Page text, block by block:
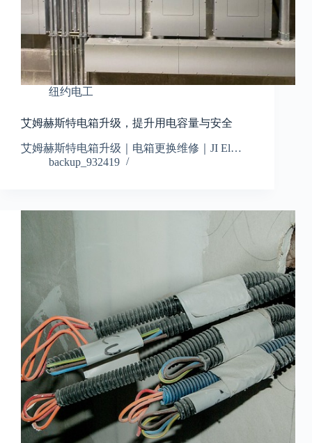
纽约电工
艾姆赫斯特电箱升级，提升用电容量与安全
艾姆赫斯特电箱升级｜电箱更换维修｜JI El…
backup_932419